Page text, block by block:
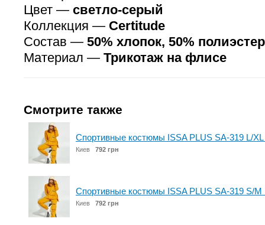
Цвет — светло-серый
Коллекция — Certitude
Состав — 50% хлопок, 50% полиэстер
Материал — Трикотаж на флисе
Смотрите также
Спортивные костюмы ISSA PLUS SA-319 L/XL
Киев 792 грн
Спортивные костюмы ISSA PLUS SA-319 S/M
Киев 792 грн